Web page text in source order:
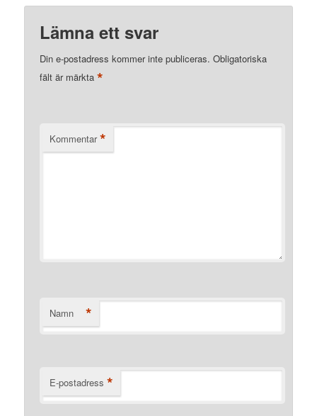
Lämna ett svar
Din e-postadress kommer inte publiceras. Obligatoriska
fält är märkta*
Kommentar *
Namn *
E-postadress *